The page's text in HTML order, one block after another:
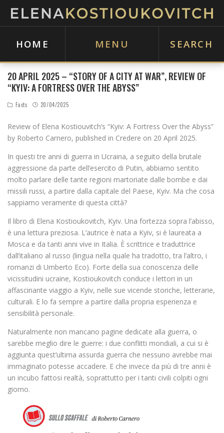
HOME MENU SEARCH
20 APRIL 2025 – “STORY OF A CITY AT WAR”, REVIEW OF
“KYIV: A FORTRESS OVER THE ABYSS”
Facts 20/04/2025
Review of Elena Kostiouvitch’s “Kyiv: A Fortress Over the Abyss”
by Roberto Carnero, published in Credere on 20 April 2025.
In questi tre anni di guerra in Ucraina, a seguito della brutale
aggressione da parte dell’esercito di Putin, abbiamo sentito
molto parlare delle tante regioni martoriate dalle bombe e dai
missili russi, a partire dalla capitale del Paese, Kyiv. Ma che cosa
sappiamo veramente di questa città?
Il libro di Elena Kostioukovitch, Kyiv. Una fortezza sopra l’abisso,
è una lettura preziosa. L’autrice è nata a Kyiv, si è laureata a
Mosca e da tanti anni vive in Italia. È scrittrice e traduttrice
dall’italiano al russo (lingua nella quale ha tradotto, tra l’altro, i
romanzi di Umberto Eco). Forte della sua conoscenza delle
vicissitudini ucraine, Kostioukovitch conduce i lettori in un
affascinante viaggio a Kyiv, nelle sue vicende storiche, letterarie,
culturali. E lo fa sempre a partire dalla propria esperienza e
sensibilità personale.
Naturalmente non mancano pagine dedicate alla guerra, o
sarebbe meglio dire le guerre: i due conflitti mondiali, a cui si è
aggiunta quest’ultima assurda guerra che nessuno avrebbe mai
immaginato potesse accadere. E che invece da più di tre anni è
un incubo fattosi realtà, soprattutto per i tanti civili colpiti ogni
giorno.